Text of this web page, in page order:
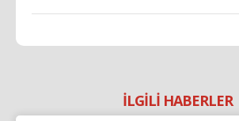
İLGİLİ HABERLER